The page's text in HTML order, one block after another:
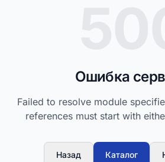
Ошибка
Failed to resolve module
references must start with
Назад Каталог